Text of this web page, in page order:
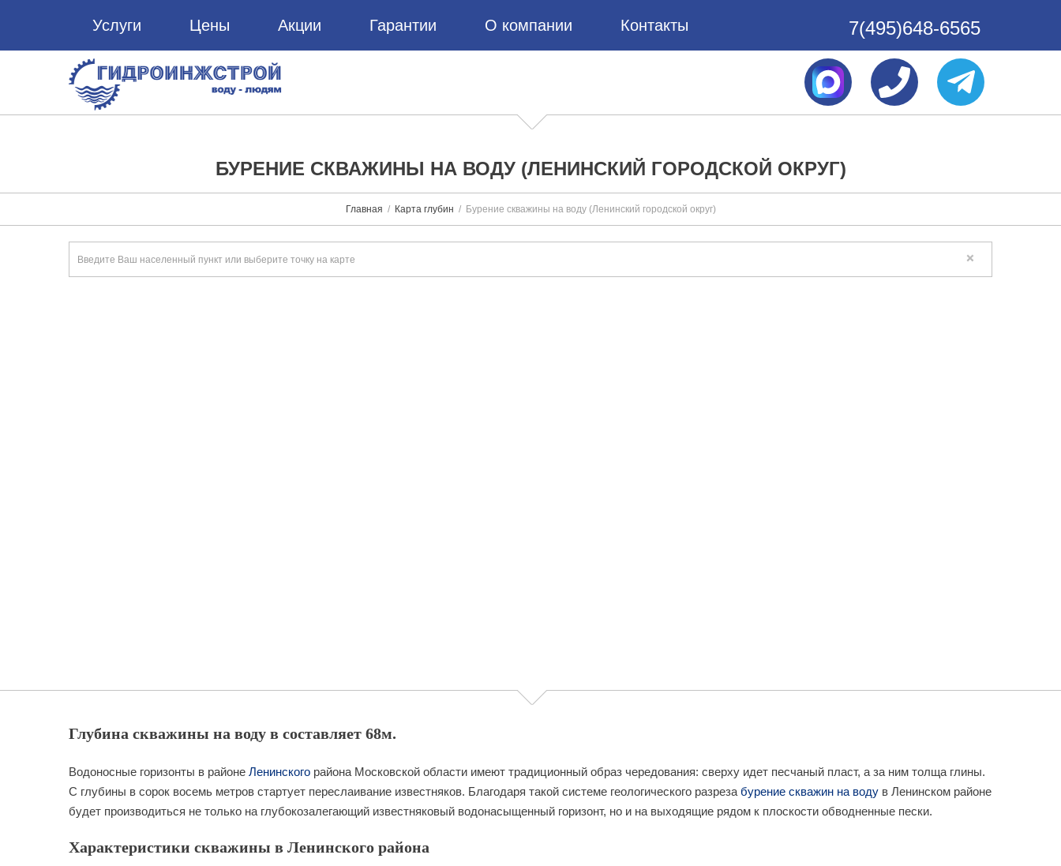
Услуги Цены Акции Гарантии О компании Контакты 7(495)648-6565
БУРЕНИЕ СКВАЖИНЫ НА ВОДУ (ЛЕНИНСКИЙ ГОРОДСКОЙ ОКРУГ)
Главная Карта глубин Бурение скважины на воду (Ленинский городской округ)
Глубина скважины на воду в составляет 68м.
Водоносные горизонты в районе Ленинского района Московской области имеют традиционный образ чередования: сверху идет песчаный пласт, а за ним толща глины.
С глубины в сорок восемь метров стартует переслаивание известняков. Благодаря такой системе геологического разреза бурение скважин на воду в Ленинском районе
будет производиться не только на глубокозалегающий известняковый водонасыщенный горизонт, но и на выходящие рядом к плоскости обводненные пески.
Характеристики скважины в Ленинского района